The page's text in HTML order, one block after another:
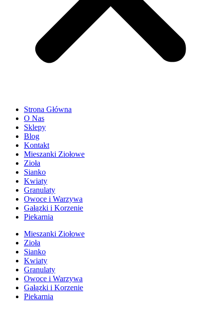
Strona Główna
O Nas
Sklepy
Blog
Kontakt
Mieszanki Ziołowe
Zioła
Sianko
Kwiaty
Granulaty
Owoce i Warzywa
Gałązki i Korzenie
Piekarnia
Mieszanki Ziołowe
Zioła
Sianko
Kwiaty
Granulaty
Owoce i Warzywa
Gałązki i Korzenie
Piekarnia